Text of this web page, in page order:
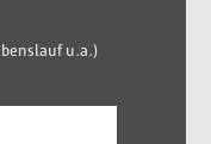
u.a.)